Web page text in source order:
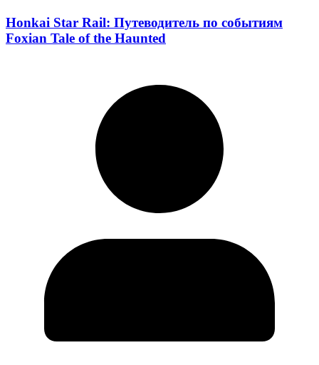
Honkai Star Rail: Путеводитель по событиям
Foxian Tale of the Haunted